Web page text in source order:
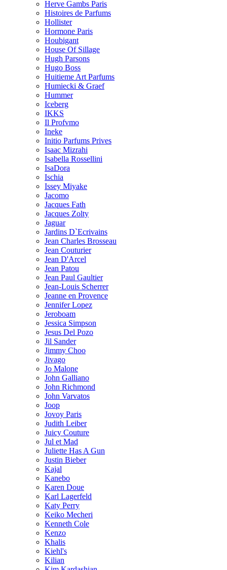
Herve Gambs Paris
Histoires de Parfums
Hollister
Hormone Paris
Houbigant
House Of Sillage
Hugh Parsons
Hugo Boss
Huitieme Art Parfums
Humiecki & Graef
Hummer
Iceberg
IKKS
Il Profvmo
Ineke
Initio Parfums Prives
Isaac Mizrahi
Isabella Rossellini
IsaDora
Ischia
Issey Miyake
Jacomo
Jacques Fath
Jacques Zolty
Jaguar
Jardins D`Ecrivains
Jean Charles Brosseau
Jean Couturier
Jean D'Arcel
Jean Patou
Jean Paul Gaultier
Jean-Louis Scherrer
Jeanne en Provence
Jennifer Lopez
Jeroboam
Jessica Simpson
Jesus Del Pozo
Jil Sander
Jimmy Choo
Jivago
Jo Malone
John Galliano
John Richmond
John Varvatos
Joop
Jovoy Paris
Judith Leiber
Juicy Couture
Jul et Mad
Juliette Has A Gun
Justin Bieber
Kajal
Kanebo
Karen Doue
Karl Lagerfeld
Katy Perry
Keiko Mecheri
Kenneth Cole
Kenzo
Khalis
Kiehl's
Kilian